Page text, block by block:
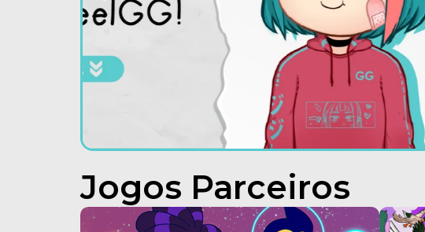
Jogos Parceiros